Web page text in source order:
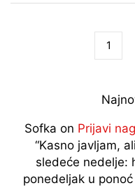
1
Sofka on Prijavi
“Kasno javljam,
sledeće nedelje:
ponedeljak u